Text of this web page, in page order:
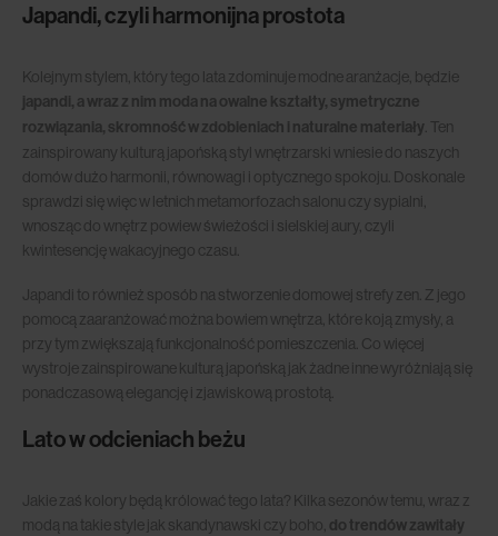
Japandi, czyli harmonijna prostota
Kolejnym stylem, który tego lata zdominuje modne aranżacje, będzie
japandi, a wraz z nim moda na owalne kształty, symetryczne
rozwiązania, skromność w zdobieniach i naturalne materiały . Ten
zainspirowany kulturą japońską styl wnętrzarski wniesie do naszych
domów dużo harmonii, równowagi i optycznego spokoju. Doskonale
sprawdzi się więc w letnich metamorfozach salonu czy sypialni,
wnosząc do wnętrz powiew świeżości i sielskiej aury, czyli
kwintesencję wakacyjnego czasu.
Japandi to również sposób na stworzenie domowej strefy zen. Z jego
pomocą zaaranżować można bowiem wnętrza, które koją zmysły, a
przy tym zwiększają funkcjonalność pomieszczenia. Co więcej
wystroje zainspirowane kulturą japońską jak żadne inne wyróżniają się
ponadczasową elegancję i zjawiskową prostotą.
Lato w odcieniach beżu
Jakie zaś kolory będą królować tego lata? Kilka sezonów temu, wraz z
modą na takie style jak skandynawski czy boho, do trendów zawitały